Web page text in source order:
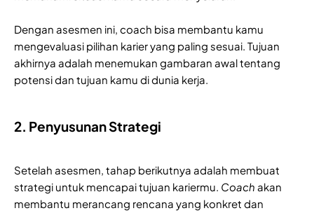
Dengan asesmen ini, coach bisa membantu kamu
mengevaluasi pilihan karier yang paling sesuai. Tujuan
akhirnya adalah menemukan gambaran awal tentang
potensi dan tujuan kamu di dunia kerja.
2. Penyusunan Strategi
Setelah asesmen, tahap berikutnya adalah membuat
strategi untuk mencapai tujuan kariermu. Coach akan
membantu merancang rencana yang konkret dan